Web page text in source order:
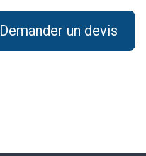
Demander un devis